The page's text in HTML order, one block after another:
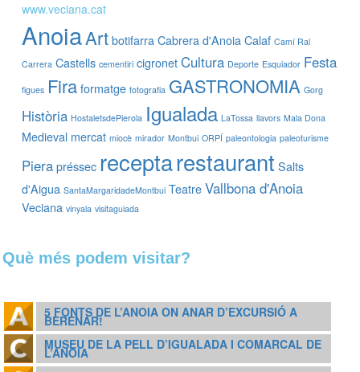
www.veciana.cat
AnoiaArt botifarra Cabrera d'Anoia Calaf Camí Ral
Carrera Castells cementiri cigronet Cultura Deporte Esquiador Festa
figues Fira formatge fotografia GASTRONOMIA Gorg
Història HostaletsdePierola Igualada LaTossa llavors Mala Dona
Medieval mercat miocè mirador Montbui ORPÍ paleontologia paleoturisme
Piera préssec receptarestaurant Salts
d'Aigua SantaMargaridadeMontbui Teatre Vallbona d'Anoia
Veciana vinyala visitaguiada
Què més podem visitar?
5 FONTS DE L’ANOIA ON ANAR D’EXCURSIÓ A
BERENAR!
MUSEU DE LA PELL D’IGUALADA I COMARCAL DE
L’ANOIA